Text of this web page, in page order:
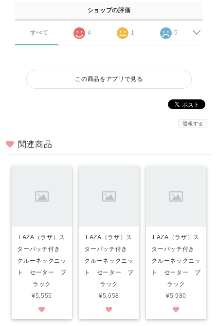
ショップの評価
すべて 4 1 5
この商品をアプリで見る
通報する
関連商品
LAZA（ラザ）ス
ターパッチ付き
クルーネックニッ
ト セーター ブ
ラック
¥5,555
LAZA（ラザ）ス
ターパッチ付き
クルーネックニッ
ト セーター ブ
ラック
¥5,658
LAZA（ラザ）ス
ターパッチ付き
クルーネックニッ
ト セーター ブ
ラック
¥5,980